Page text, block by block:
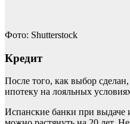
Фото: Shutterstock
Кредит
После того, как выбор
ипотеку на лояльных
Испанские банки при выдаче